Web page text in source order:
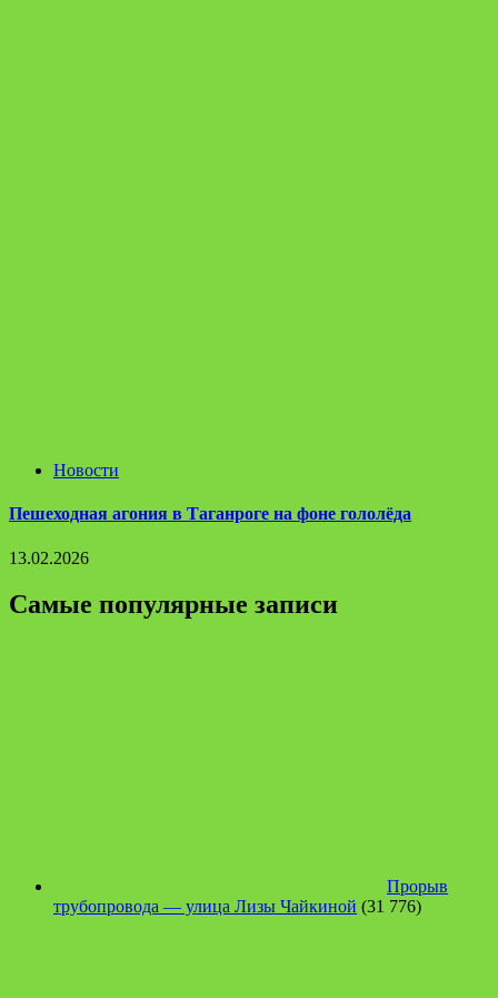
Новости
Пешеходная агония в Таганроге на фоне гололёда
13.02.2026
Самые популярные записи
Прорыв
трубопровода — улица Лизы Чайкиной (31 776)